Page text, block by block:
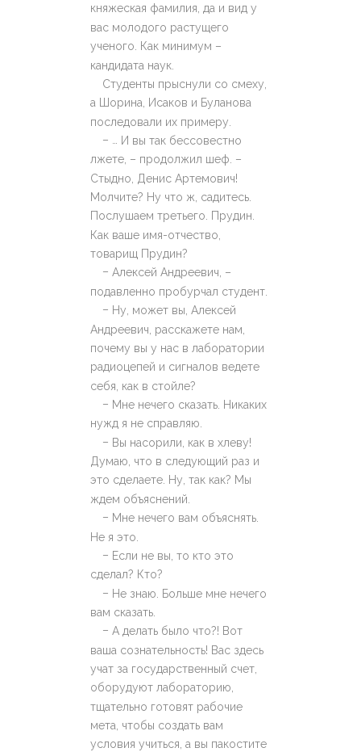
княжеская фамилия, да и вид у
вас молодого растущего
ученого. Как минимум –
кандидата наук.
Студенты прыснули со смеху,
а Шорина, Исаков и Буланова
последовали их примеру.
– …
И вы так бессовестно
лжете, – продолжил шеф. –
Стыдно, Денис Артемович!
Молчите? Ну что ж, садитесь.
Послушаем третьего. Прудин.
Как ваше имя-отчество,
товарищ Прудин?
– Алексей Андреевич, –
подавленно пробурчал студент.
– Ну, может вы, Алексей
Андреевич, расскажете нам,
почему вы у нас в лаборатории
радиоцепей и сигналов ведете
себя, как в стойле?
– Мне нечего сказать. Никаких
нужд я не справляю.
– Вы насорили, как в хлеву!
Думаю, что в следующий раз и
это сделаете. Ну, так как? Мы
ждем объяснений.
– Мне нечего вам объяснять.
Не я это.
– Если не вы, то кто это
сделал? Кто?
– Не знаю. Больше мне нечего
вам сказать.
– А делать было что?! Вот
ваша сознательность! Вас здесь
учат за государственный счет,
оборудуют лабораторию,
тщательно готовят рабочие
мета, чтобы создать вам
условия учиться, а вы пакостите